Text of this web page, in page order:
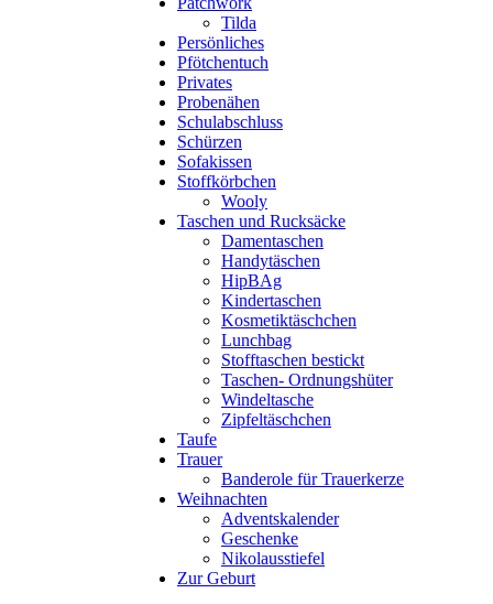
Tilda
Persönliches
Pfötchentuch
Privates
Probenähen
Schulabschluss
Schürzen
Sofakissen
Stoffkörbchen
Wooly
Taschen und Rucksäcke
Damentaschen
Handytäschen
HipBAg
Kindertaschen
Kosmetiktäschchen
Lunchbag
Stofftaschen bestickt
Taschen- Ordnungshüter
Windeltasche
Zipfeltäschchen
Taufe
Trauer
Banderole für Trauerkerze
Weihnachten
Adventskalender
Geschenke
Nikolausstiefel
Zur Geburt